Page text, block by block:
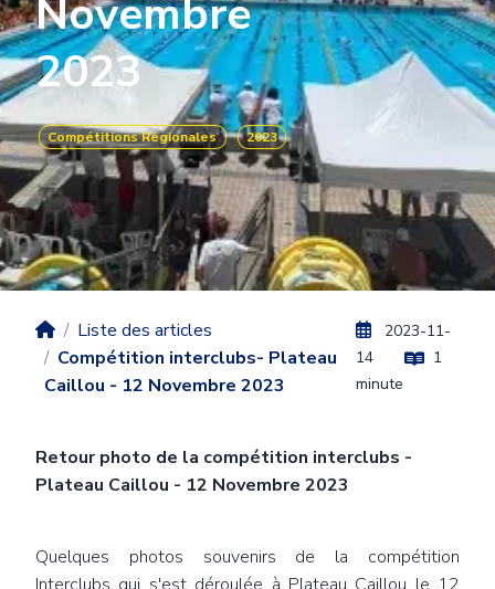
Novembre
2023
Compétitions Régionales 2023
Liste des articles
Compétition interclubs- Plateau
Caillou - 12 Novembre 2023
2023-11-
14
1
minute
Retour photo de la compétition interclubs -
Plateau Caillou - 12 Novembre 2023
Body
Quelques photos souvenirs de la compétition